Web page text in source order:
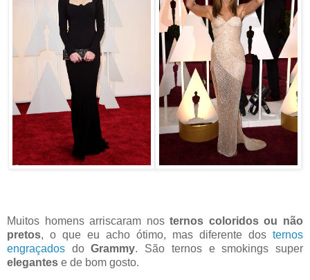
Muitos homens arriscaram nosternos coloridos ou não
pretos, o que eu acho ótimo, mas diferente dos ternos
engraçados doGrammy. São ternos e smokings super
elegantes e de bom gosto.